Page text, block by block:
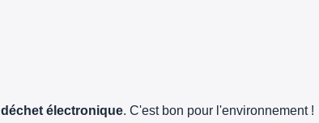
déchet électronique. C'est bon pour l'environnement !